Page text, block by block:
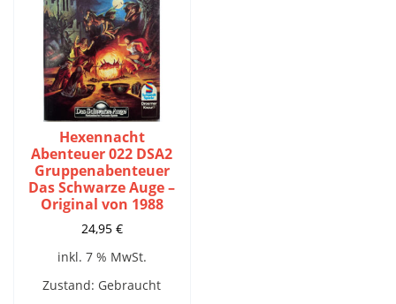
SONSTIGE
Hexennacht
Abenteuer 022 DSA2
Gruppenabenteuer
Das Schwarze Auge –
Original von 1988
24,95 €
inkl. 7 % MwSt.
Zustand: Gebraucht